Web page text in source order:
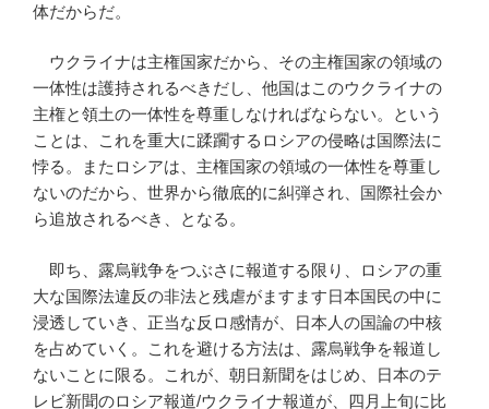
体だからだ。
ウクライナは主権国家だから、その主権国家の領域の
一体性は護持されるべきだし、他国はこのウクライナの
主権と領土の一体性を尊重しなければならない。という
ことは、これを重大に蹂躙するロシアの侵略は国際法に
悖る。またロシアは、主権国家の領域の一体性を尊重し
ないのだから、世界から徹底的に糾弾され、国際社会か
ら追放されるべき、となる。
即ち、露烏戦争をつぶさに報道する限り、ロシアの重
大な国際法違反の非法と残虐がますます日本国民の中に
浸透していき、正当な反ロ感情が、日本人の国論の中核
を占めていく。これを避ける方法は、露烏戦争を報道し
ないことに限る。これが、朝日新聞をはじめ、日本のテ
レビ新聞のロシア報道/ウクライナ報道が、四月上旬に比